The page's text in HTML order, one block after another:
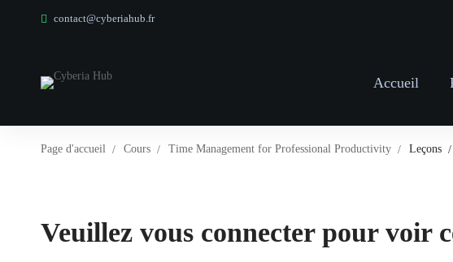
contact@cyberiahub.fr
Accueil
Page d'accueil Cours Time Management for Professional Productivity Leçons
Veuillez vous connecter pour voir